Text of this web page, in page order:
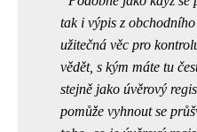
tak i výpis z
užitečná věc pro
vědět, s kým máte tu
stejně jako úvěrový
pomůže vyhnout se